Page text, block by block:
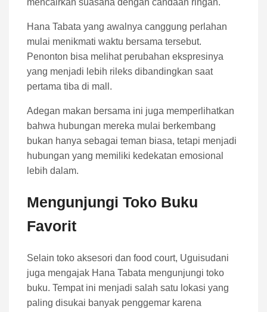
Hana Tabata yang awalnya canggung perlahan
mulai menikmati waktu bersama tersebut.
Penonton bisa melihat perubahan ekspresinya
yang menjadi lebih rileks dibandingkan saat
pertama tiba di mall.
Adegan makan bersama ini juga memperlihatkan
bahwa hubungan mereka mulai berkembang
bukan hanya sebagai teman biasa, tetapi menjadi
hubungan yang memiliki kedekatan emosional
lebih dalam.
Mengunjungi Toko Buku
Favorit
Selain toko aksesori dan food court, Uguisudani
juga mengajak Hana Tabata mengunjungi toko
buku. Tempat ini menjadi salah satu lokasi yang
paling disukai banyak penggemar karena